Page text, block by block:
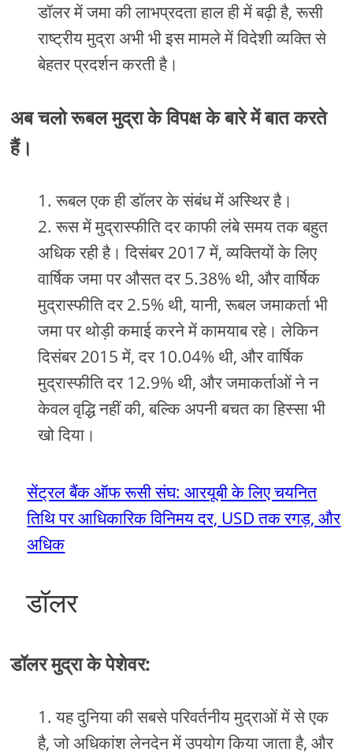
डॉलर में जमा की लाभप्रदता हाल ही में बढ़ी है, रूसी
राष्ट्रीय मुद्रा अभी भी इस मामले में विदेशी व्यक्ति से
बेहतर प्रदर्शन करती है।
अब चलो रूबल मुद्रा के विपक्ष के बारे में बात करते
हैं।
रूबल एक ही डॉलर के संबंध में अस्थिर है।
रूस में मुद्रास्फीति दर काफी लंबे समय तक बहुत
अधिक रही है। दिसंबर 2017 में, व्यक्तियों के लिए
वार्षिक जमा पर औसत दर 5.38% थी, और वार्षिक
मुद्रास्फीति दर 2.5% थी, यानी, रूबल जमाकर्ता भी
जमा पर थोड़ी कमाई करने में कामयाब रहे। लेकिन
दिसंबर 2015 में, दर 10.04% थी, और वार्षिक
मुद्रास्फीति दर 12.9% थी, और जमाकर्ताओं ने न
केवल वृद्धि नहीं की, बल्कि अपनी बचत का हिस्सा भी
खो दिया।
सेंट्रल बैंक ऑफ रूसी संघ: आरयूबी के लिए चयनित
तिथि पर आधिकारिक विनिमय दर, USD तक रगड़, और
अधिक
डॉलर
डॉलर मुद्रा के पेशेवर:
यह दुनिया की सबसे परिवर्तनीय मुद्राओं में से एक
है, जो अधिकांश लेनदेन में उपयोग किया जाता है, और